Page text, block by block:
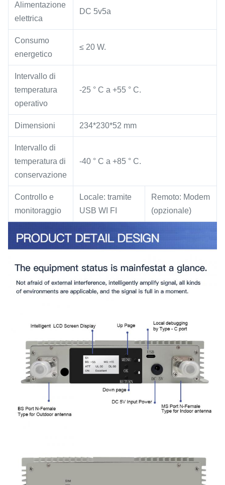
Alimentazione
elettrica
DC 5v5a
Consumo
energetico
≤ 20 W.
Intervallo di
temperatura
operativo
-25 ° C a +55 ° C.
Dimensioni 234*230*52 mm
Intervallo di
temperatura di
conservazione
-40 ° C a +85 ° C.
Controllo e
monitoraggio
Locale: tramite
USB WI FI
Remoto: Modem
(opzionale)